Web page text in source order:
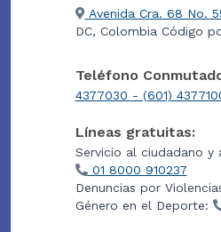
Avenida Cra. 68 No.
DC, Colombia Código
Teléfono
4377030 - (601)
Líneas gratuitas:
Servicio al ciudadano y
01 8000 910237
Denuncias por
Género en el Deporte: